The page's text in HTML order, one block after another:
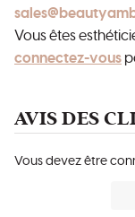
Vous êtes
connectez-vous
AVIS DES
Vous devez être